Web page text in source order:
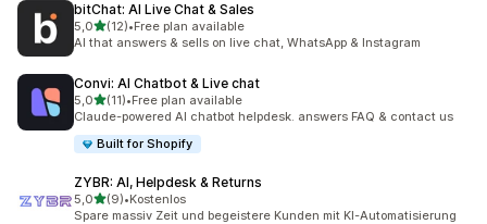
bitChat: AI Live Chat & Sales
5,0/ 5 tähteä
(12)
12 arvostelua yhteensä
•Free plan available
AI that answers & sells on live chat, WhatsApp & Instagram
Convi: AI Chatbot & Live chat
5,0/ 5 tähteä
(11)
11 arvostelua yhteensä
•Free plan available
Claude-powered AI chatbot helpdesk. answers FAQ & contact us
Built for Shopify
ZYBR: AI, Helpdesk & Returns
5,0/ 5 tähteä
(9)
9 arvostelua yhteensä
•Kostenlos
Spare massiv Zeit und begeistere Kunden mit KI-Automatisierung